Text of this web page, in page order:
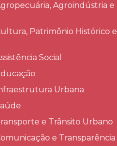
Agroindústria e
Patrimônio Histórico e
Social
Urbana
e Trânsito Urbano
e Transparência